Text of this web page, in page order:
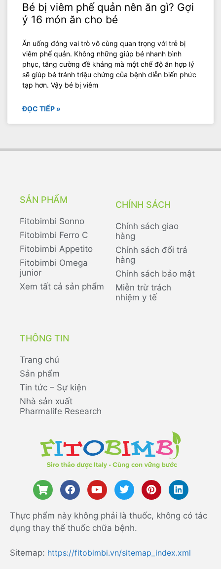
Bé bị viêm phế quản nên ăn gì? Gợi
ý 16 món ăn cho bé
Ăn uống đóng vai trò vô cùng quan trọng với trẻ bị
viêm phế quản. Không những giúp bé nhanh bình
phục, tăng cường đề kháng mà một chế độ ăn hợp lý
sẽ giúp bé tránh triệu chứng của bệnh diễn biến phức
tạp hơn. Vậy bé bị viêm
ĐỌC TIẾP »
SẢN PHẨM
Fitobimbi Sonno
Fitobimbi Ferro C
Fitobimbi Appetito
Fitobimbi Omega
junior
Xem tất cả sản phẩm
CHÍNH SÁCH
Chính sách giao
hàng
Chính sách đổi trả
hàng
Chính sách bảo mật
Miễn trừ trách
nhiệm y tế
THÔNG TIN
Trang chủ
Sản phẩm
Tin tức – Sự kiện
Nhà sản xuất
Pharmalife Research
Thực phẩm này không phải là thuốc, không có tác
dụng thay thế thuốc chữa bệnh.
Sitemap: https://fitobimbi.vn/sitemap_index.xml